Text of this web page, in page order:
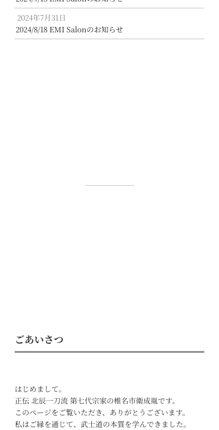
2024年7月31日
2024/8/18 EMI Salonのお知らせ
ごあいさつ
はじめまして。
正伝 北辰一刀流 第七代宗家の椎名市衛成胤です。
このページをご覧いただき、ありがとうございます。
私はご縁を通じて、武士道の本質を学んできました。